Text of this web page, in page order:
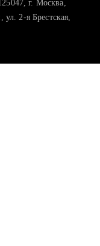
г. Москва,
2-я Брестская,